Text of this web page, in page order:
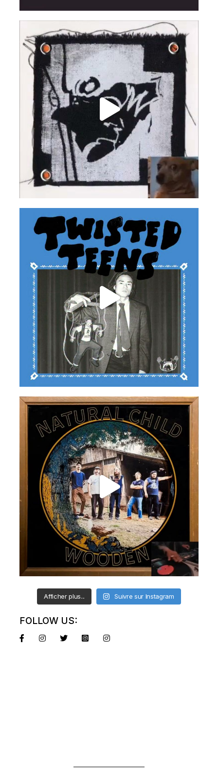
Afficher plus... Suivre sur Instagram
FOLLOW US: